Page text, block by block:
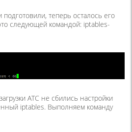
теперь осталось его
следующей командой: iptables-
АТС не сбились настройки
iptables. Выполняем команду